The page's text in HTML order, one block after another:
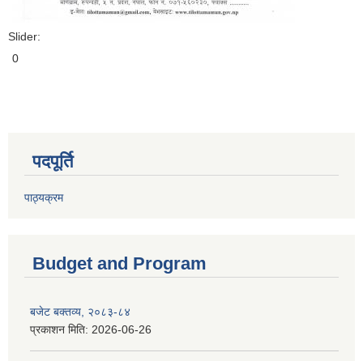
Slider:
0
पदपूर्ति
पाठ्यक्रम
Budget and Program
बजेट बक्तव्य, २०८३-८४
प्रकाशन मिति: 2026-06-26